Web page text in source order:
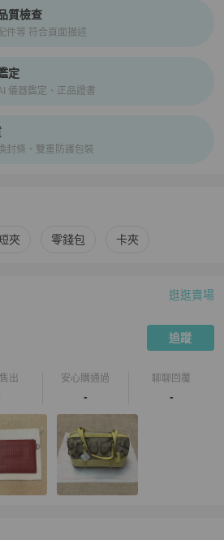
、安心購檢驗流程介紹
質檢查
件等 符合頁面描述
定
儀器鑑定、正品證書
封條、雙重防護包裝
小皮件 相似商品推薦
夾 零錢包 卡夾
逛逛賣場
追蹤
出 安心購通過
-
聊聊回覆
-